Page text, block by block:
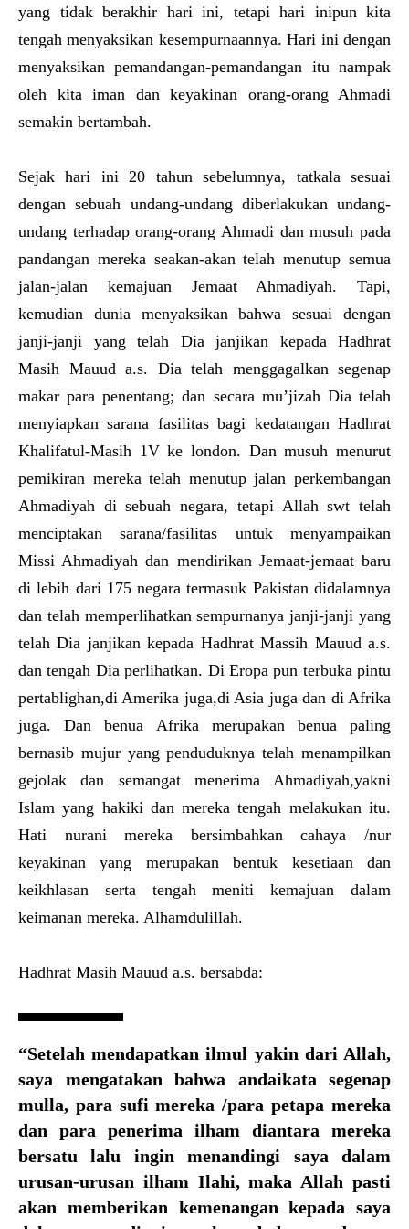
yang tidak berakhir hari ini, tetapi hari inipun kita
tengah menyaksikan kesempurnaannya. Hari ini dengan
menyaksikan pemandangan-pemandangan itu nampak
oleh kita iman dan keyakinan orang-orang Ahmadi
semakin bertambah.
Sejak hari ini 20 tahun sebelumnya, tatkala sesuai
dengan sebuah undang-undang diberlakukan undang-
undang terhadap orang-orang Ahmadi dan musuh pada
pandangan mereka seakan-akan telah menutup semua
jalan-jalan kemajuan Jemaat Ahmadiyah. Tapi,
kemudian dunia menyaksikan bahwa sesuai dengan
janji-janji yang telah Dia janjikan kepada Hadhrat
Masih Mauud a.s. Dia telah menggagalkan segenap
makar para penentang; dan secara mu’jizah Dia telah
menyiapkan sarana fasilitas bagi kedatangan Hadhrat
Khalifatul-Masih 1V ke london. Dan musuh menurut
pemikiran mereka telah menutup jalan perkembangan
Ahmadiyah di sebuah negara, tetapi Allah swt telah
menciptakan sarana/fasilitas untuk menyampaikan
Missi Ahmadiyah dan mendirikan Jemaat-jemaat baru
di lebih dari 175 negara termasuk Pakistan didalamnya
dan telah memperlihatkan sempurnanya janji-janji yang
telah Dia janjikan kepada Hadhrat Massih Mauud a.s.
dan tengah Dia perlihatkan. Di Eropa pun terbuka pintu
pertablighan,di Amerika juga,di Asia juga dan di Afrika
juga. Dan benua Afrika merupakan benua paling
bernasib mujur yang penduduknya telah menampilkan
gejolak dan semangat menerima Ahmadiyah,yakni
Islam yang hakiki dan mereka tengah melakukan itu.
Hati nurani mereka bersimbahkan cahaya /nur
keyakinan yang merupakan bentuk kesetiaan dan
keikhlasan serta tengah meniti kemajuan dalam
keimanan mereka. Alhamdulillah.
Hadhrat Masih Mauud a.s. bersabda:
“Setelah mendapatkan ilmul yakin dari Allah,
saya mengatakan bahwa andaikata segenap
mulla, para sufi mereka /para petapa mereka
dan para penerima ilham diantara mereka
bersatu lalu ingin menandingi saya dalam
urusan-urusan ilham Ilahi, maka Allah pasti
akan memberikan kemenangan kepada saya